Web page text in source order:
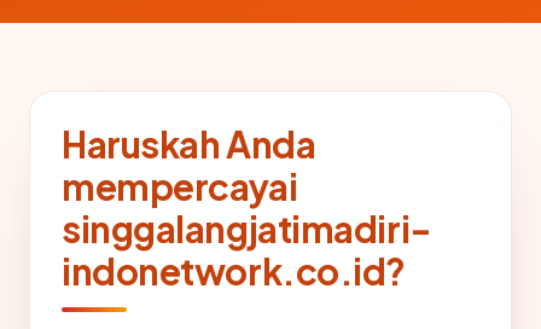
Haruskah Anda
mempercayai
singgalangjatimadiri-
indonetwork.co.id?